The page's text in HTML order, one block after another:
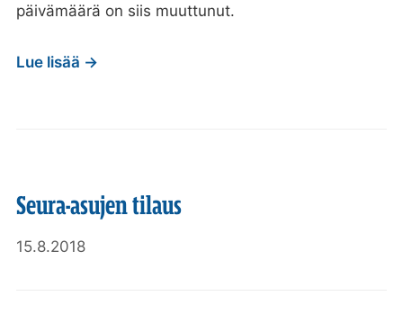
päivämäärä on siis muuttunut.
Lue lisää →
Seura-asujen tilaus
15.8.2018